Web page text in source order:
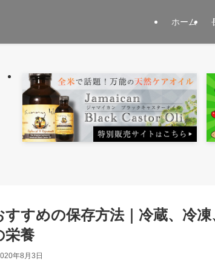
ホーム
すめの保存方法｜冷蔵、冷凍
栄養
年8月3日